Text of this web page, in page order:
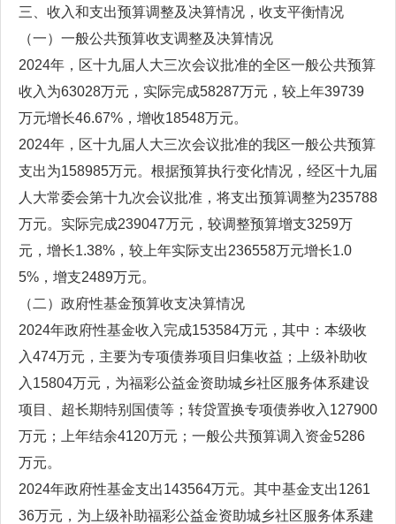
三、收入和支出预算调整及决算情况，收支平衡情况
（一）一般公共预算收支调整及决算情况
2024年，区十九届人大三次会议批准的全区一般公共预算
收入为63028万元，实际完成58287万元，较上年39739
万元增长46.67%，增收18548万元。
2024年，区十九届人大三次会议批准的我区一般公共预算
支出为158985万元。根据预算执行变化情况，经区十九届
人大常委会第十九次会议批准，将支出预算调整为235788
万元。实际完成239047万元，较调整预算增支3259万
元，增长1.38%，较上年实际支出236558万元增长1.0
5%，增支2489万元。
（二）政府性基金预算收支决算情况
2024年政府性基金收入完成153584万元，其中：本级收
入474万元，主要为专项债券项目归集收益；上级补助收
入15804万元，为福彩公益金资助城乡社区服务体系建设
项目、超长期特别国债等；转贷置换专项债券收入127900
万元；上年结余4120万元；一般公共预算调入资金5286
万元。
2024年政府性基金支出143564万元。其中基金支出1261
36万元，为上级补助福彩公益金资助城乡社区服务体系建